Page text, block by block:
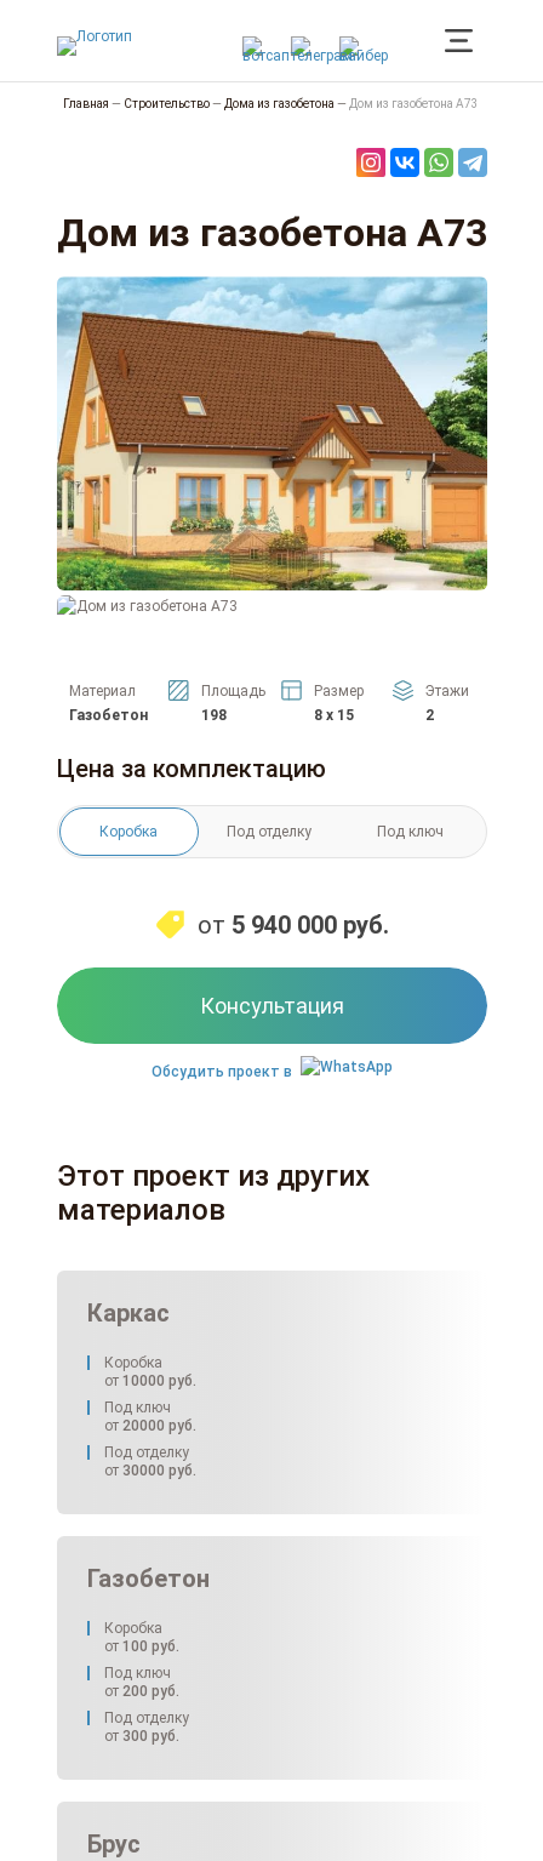
Главная — Строительство— Дома из газобетона — Дом из газобетона А73
Дом из газобетона А73
Материал
Газобетон
Площадь
198
Размер
8 x 15
Этажи
2
Цена за комплектацию
Коробка Под отделку Под ключ
от 5 940 000 руб.
Консультация
Обсудить проект в
Этот проект из других
материалов
Каркас
Коробка
от 10000 руб.
Под ключ
от 20000 руб.
Под отделку
от 30000 руб.
Газобетон
Коробка
от 100 руб.
Под ключ
от 200 руб.
Под отделку
от 300 руб.
Брус